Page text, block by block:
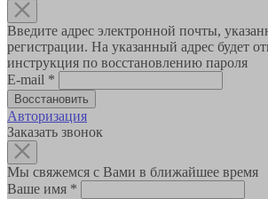
Введите адрес электронной почты,
регистрации. На указанный адрес будет
инструкция по восстановлению пароля
E-mail *
Авторизация
Заказать звонок
Мы свяжемся с Вами в ближайшее время
Ваше имя *